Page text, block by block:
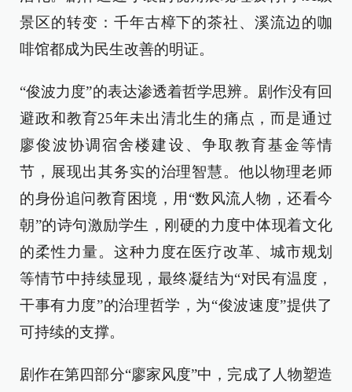
景区的转变：千年古樟下的茶社、溪流边的咖
啡馆都成为民生改善的明证。
“俊波力度”的表达渗透着哲学思辨。剧作没有回
避政和教育25年未出清北生的痛点，而是通过
廖俊波协调宿舍楼建设、争取教育基金等情
节，展现出其务实的治理智慧。他以物理老师
的身份追问教育困境，用“数风流人物，还看今
朝”的诗句激励学生，刚硬的力度中体现着文化
的柔性力量。这种力度在医疗改革、城市规划
等情节中持续显现，最终凝结为“对民有温度，
干事有力度”的治理哲学，为“俊波速度”提供了
可持续的支撑。
剧作在第四部分“廖家风度”中，完成了人物塑造